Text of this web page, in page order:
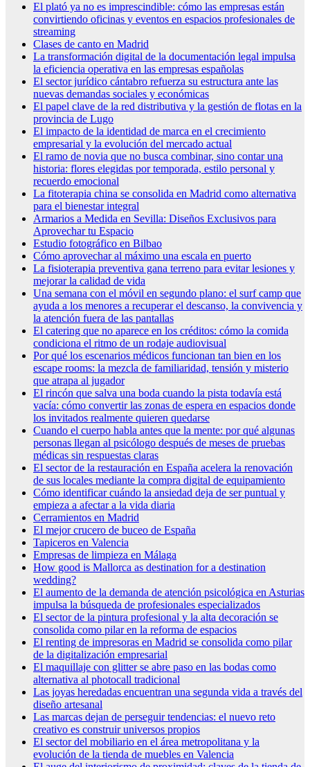
El plató ya no es imprescindible: cómo las empresas están
convirtiendo oficinas y eventos en espacios profesionales de
streaming
Clases de canto en Madrid
La transformación digital de la documentación legal impulsa
la eficiencia operativa en las empresas españolas
El sector jurídico cántabro refuerza su estructura ante las
nuevas demandas sociales y económicas
El papel clave de la red distributiva y la gestión de flotas en la
provincia de Lugo
El impacto de la identidad de marca en el crecimiento
empresarial y la evolución del mercado actual
El ramo de novia que no busca combinar, sino contar una
historia: flores elegidas por temporada, estilo personal y
recuerdo emocional
La fitoterapia china se consolida en Madrid como alternativa
para el bienestar integral
Armarios a Medida en Sevilla: Diseños Exclusivos para
Aprovechar tu Espacio
Estudio fotográfico en Bilbao
Cómo aprovechar al máximo una escala en puerto
La fisioterapia preventiva gana terreno para evitar lesiones y
mejorar la calidad de vida
Una semana con el móvil en segundo plano: el surf camp que
ayuda a los menores a recuperar el descanso, la convivencia y
la atención fuera de las pantallas
El catering que no aparece en los créditos: cómo la comida
condiciona el ritmo de un rodaje audiovisual
Por qué los escenarios médicos funcionan tan bien en los
escape rooms: la mezcla de familiaridad, tensión y misterio
que atrapa al jugador
El rincón que salva una boda cuando la pista todavía está
vacía: cómo convertir las zonas de espera en espacios donde
los invitados realmente quieren quedarse
Cuando el cuerpo habla antes que la mente: por qué algunas
personas llegan al psicólogo después de meses de pruebas
médicas sin respuestas claras
El sector de la restauración en España acelera la renovación
de sus locales mediante la compra digital de equipamiento
Cómo identificar cuándo la ansiedad deja de ser puntual y
empieza a afectar a la vida diaria
Cerramientos en Madrid
El mejor crucero de buceo de España
Tapiceros en Valencia
Empresas de limpieza en Málaga
How good is Mallorca as destination for a destination
wedding?
El aumento de la demanda de atención psicológica en Asturias
impulsa la búsqueda de profesionales especializados
El sector de la pintura profesional y la alta decoración se
consolida como pilar en la reforma de espacios
El renting de impresoras en Madrid se consolida como pilar
de la digitalización empresarial
El maquillaje con glitter se abre paso en las bodas como
alternativa al photocall tradicional
Las joyas heredadas encuentran una segunda vida a través del
diseño artesanal
Las marcas dejan de perseguir tendencias: el nuevo reto
creativo es construir universos propios
El sector del mobiliario en el área metropolitana y la
evolución de la tienda de muebles en Valencia